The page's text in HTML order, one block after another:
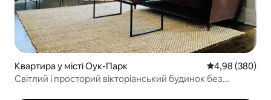
Квартира у місті Оук-Парк Середня
4,98 (380)
Світлий і просторий вікторіанський будинок без